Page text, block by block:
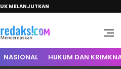
MELANJUTKAN
Redaksi
NASIONAL HUKUM DAN